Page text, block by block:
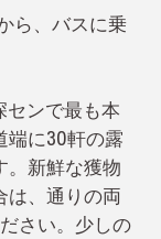
ら、バスに乗
ンで最も本
端に30軒の露
。新鮮な獲物
は、通りの両
さい。少しの